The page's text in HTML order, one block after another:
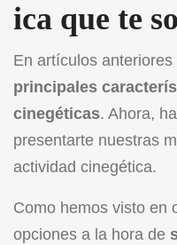
ica que te
En artículos
principales
cinegéticas. Ahora,
presentarte nuestras
actividad cinegética.
Como hemos visto en
opciones a la hora de